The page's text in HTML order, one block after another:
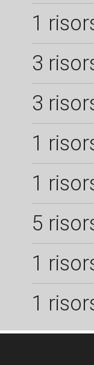
1
3
3
1
1
5
1
1